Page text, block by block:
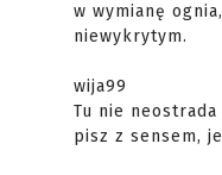
w wymianę
niewykrytym.
wija99
Tu nie
pisz z sensem,